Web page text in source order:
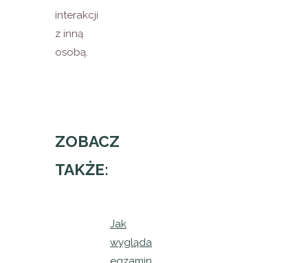
interakcji
z inną
osobą.
ZOBACZ
TAKŻE:
Jak
wygląda